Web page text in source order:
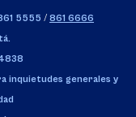
5555 / 861 6666
inquietudes generales y